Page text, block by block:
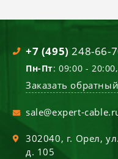
+7 (495) 248-66-
Пн-Пт: 09:00 - 20:00,
Заказать
sale@expert-
302040, г. Орел,
д. 105